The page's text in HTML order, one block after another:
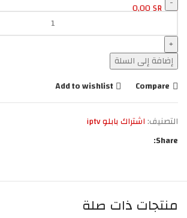
0,00SR
إضافة إلى السلة
Compare
Add to wishlist
التصنيف:اشتراك بابلو iptv
Share:
منتجات ذات صلة